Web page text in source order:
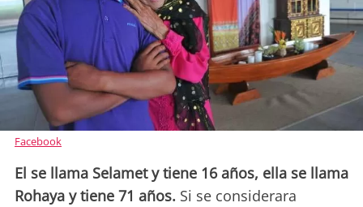
Facebook
El se llama Selamet y tiene 16 años, ella se llama
Rohaya y tiene 71 años. Si se considerara